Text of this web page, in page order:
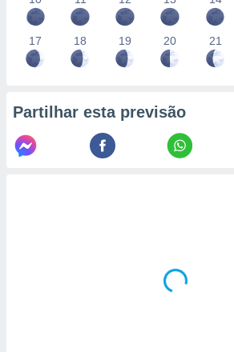
17 18 19 20 21
Partilhar esta previsão